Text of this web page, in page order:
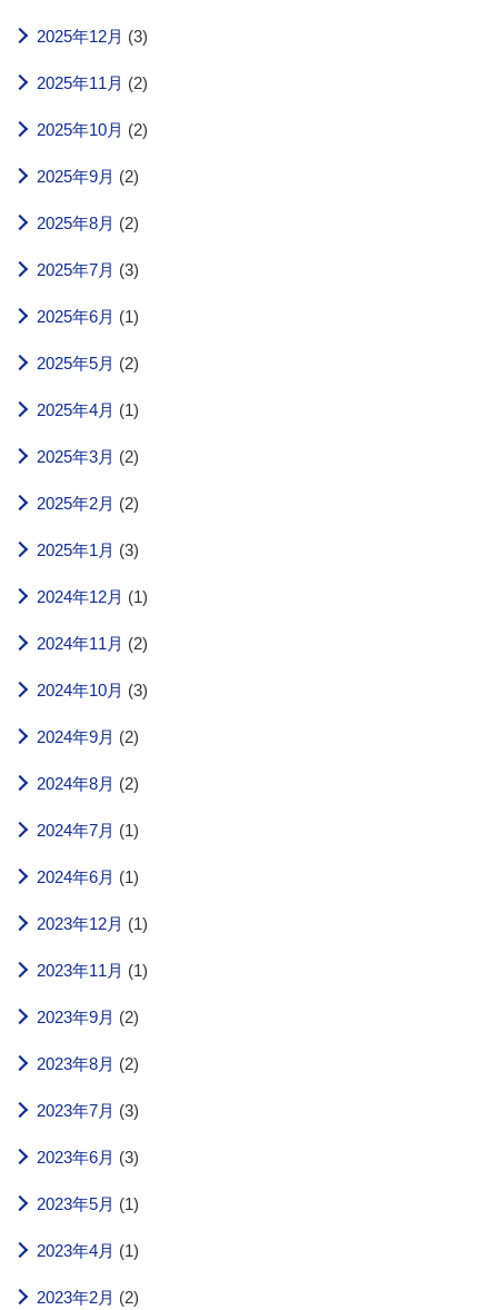
2025年12月 (3)
2025年11月 (2)
2025年10月 (2)
2025年9月 (2)
2025年8月 (2)
2025年7月 (3)
2025年6月 (1)
2025年5月 (2)
2025年4月 (1)
2025年3月 (2)
2025年2月 (2)
2025年1月 (3)
2024年12月 (1)
2024年11月 (2)
2024年10月 (3)
2024年9月 (2)
2024年8月 (2)
2024年7月 (1)
2024年6月 (1)
2023年12月 (1)
2023年11月 (1)
2023年9月 (2)
2023年8月 (2)
2023年7月 (3)
2023年6月 (3)
2023年5月 (1)
2023年4月 (1)
2023年2月 (2)